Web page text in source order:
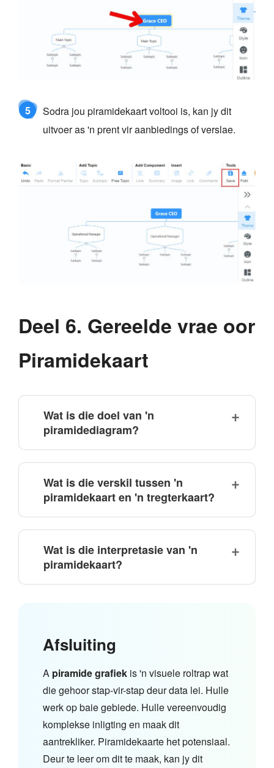
5
Sodra jou piramidekaart voltooi is, kan jy dit
uitvoer as 'n prent vir aanbiedings of verslae.
Deel 6. Gereelde vrae oor
Piramidekaart
Wat is die doel van 'n
piramidediagram?
Wat is die verskil tussen 'n
piramidekaart en 'n tregterkaart?
Wat is die interpretasie van 'n
piramidekaart?
Afsluiting
A piramide grafiek is 'n visuele roltrap wat
die gehoor stap-vir-stap deur data lei. Hulle
werk op baie gebiede. Hulle vereenvoudig
komplekse inligting en maak dit
aantrekliker. Piramidekaarte het potensiaal.
Deur te leer om dit te maak, kan jy dit